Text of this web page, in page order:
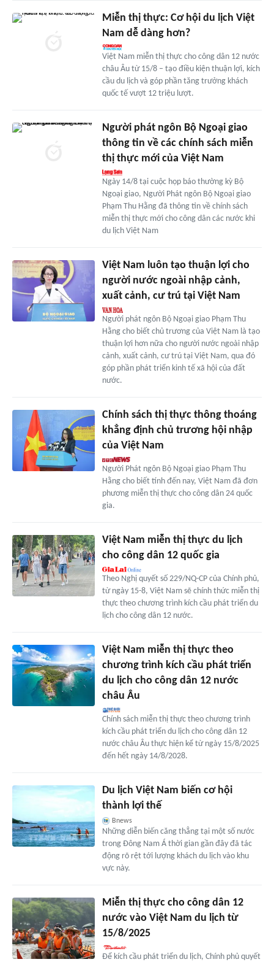
Miễn thị thực: Cơ hội du lịch Việt
Nam dễ dàng hơn?
Việt Nam miễn thị thực cho công dân 12 nước
châu Âu từ 15/8 – tạo điều kiện thuận lợi, kích
cầu du lịch và góp phần tăng trưởng khách
quốc tế vượt 12 triệu lượt.
Người phát ngôn Bộ Ngoại giao
thông tin về các chính sách miễn
thị thực mới của Việt Nam
Ngày 14/8 tại cuộc họp báo thường kỳ Bộ
Ngoại giao, Người Phát ngôn Bộ Ngoại giao
Phạm Thu Hằng đã thông tin về chính sách
miễn thị thực mới cho công dân các nước khi
du lịch Việt Nam
Việt Nam luôn tạo thuận lợi cho
người nước ngoài nhập cảnh,
xuất cảnh, cư trú tại Việt Nam
Người phát ngôn Bộ Ngoại giao Phạm Thu
Hằng cho biết chủ trương của Việt Nam là tạo
thuận lợi hơn nữa cho người nước ngoài nhập
cảnh, xuất cảnh, cư trú tại Việt Nam, qua đó
góp phần phát triển kinh tế xã hội của đất
nước.
Chính sách thị thực thông thoáng
khẳng định chủ trương hội nhập
của Việt Nam
Người Phát ngôn Bộ Ngoại giao Phạm Thu
Hằng cho biết tính đến nay, Việt Nam đã đơn
phương miễn thị thực cho công dân 24 quốc
gia.
Việt Nam miễn thị thực du lịch
cho công dân 12 quốc gia
Theo Nghị quyết số 229/NQ-CP của Chính phủ,
từ ngày 15-8, Việt Nam sẽ chính thức miễn thị
thực theo chương trình kích cầu phát triển du
lịch cho công dân 12 nước.
Việt Nam miễn thị thực theo
chương trình kích cầu phát triển
du lịch cho công dân 12 nước
châu Âu
Chính sách miễn thị thực theo chương trình
kích cầu phát triển du lịch cho công dân 12
nước châu Âu thực hiện kể từ ngày 15/8/2025
đến hết ngày 14/8/2028.
Du lịch Việt Nam biến cơ hội
thành lợi thế
Bnews
Những diễn biến căng thẳng tại một số nước
trong Đông Nam Á thời gian gần đây đã tác
động rõ rệt tới lượng khách du lịch vào khu
vực này.
Miễn thị thực cho công dân 12
nước vào Việt Nam du lịch từ
15/8/2025
Để kích cầu phát triển du lịch, Chính phủ quyết